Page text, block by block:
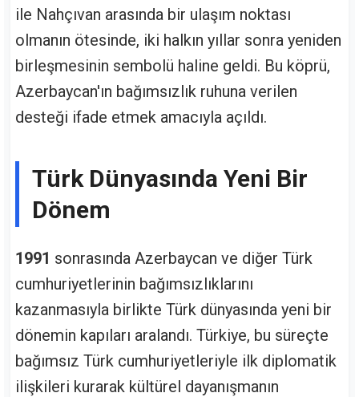
ile Nahçıvan arasında bir ulaşım noktası
olmanın ötesinde, iki halkın yıllar sonra yeniden
birleşmesinin sembolü haline geldi. Bu köprü,
Azerbaycan'ın bağımsızlık ruhuna verilen
desteği ifade etmek amacıyla açıldı.
Türk Dünyasında Yeni Bir
Dönem
1991 sonrasında Azerbaycan ve diğer Türk
cumhuriyetlerinin bağımsızlıklarını
kazanmasıyla birlikte Türk dünyasında yeni bir
dönemin kapıları aralandı. Türkiye, bu süreçte
bağımsız Türk cumhuriyetleriyle ilk diplomatik
ilişkileri kurarak kültürel dayanışmanın